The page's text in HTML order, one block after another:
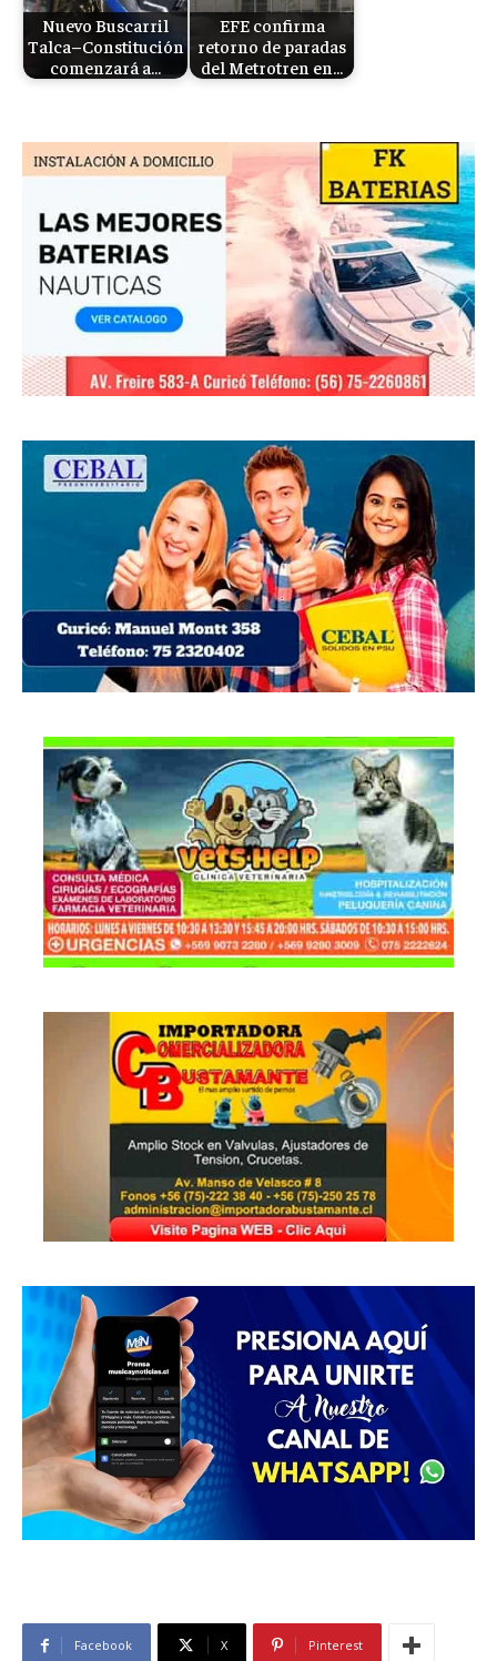
Nuevo Buscarril
Talca–Constitución
comenzará a…
EFE confirma
retorno de paradas
del Metrotren en…
Facebook X Pinterest